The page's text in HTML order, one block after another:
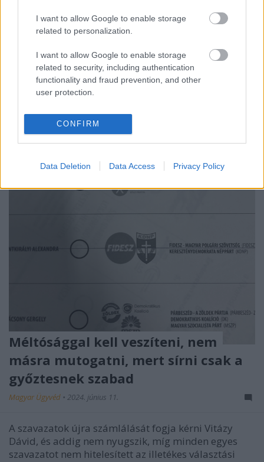
I want to allow Google to enable storage
related to personalization.
I want to allow Google to enable storage
related to security, including authentication
functionality and fraud prevention, and other
user protection.
CONFIRM
Data Deletion Data Access Privacy Policy
Magyar Ügyvéd•2024. június 15.
Soha nem látott szoros küzdelem folyik a
főpolgármesteri poszt elnyeréséért, és a jogerős
végeredmény mostanáig sem született meg. Szokták
mondani, hogy a választás a demokrácia ünnepe, de
folyamat leginkább a választók megtévesztéséről
szólt,…
Méltósággal kell veszíteni, nem
másra mutogatni, mert sírni csak a
győztesnek szabad
Magyar Ügyvéd • 2024. június 11.
A szavazatok újra számlálását fogja kérni Vitázy
Dávid, és addig nem nyugszik, míg minden egyes
szavazatot nem hitelesített az illetékes választási